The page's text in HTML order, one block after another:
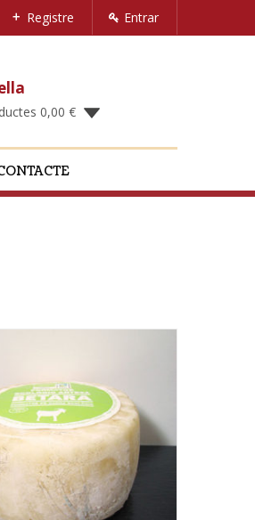
Registre Entrar
0,00 €